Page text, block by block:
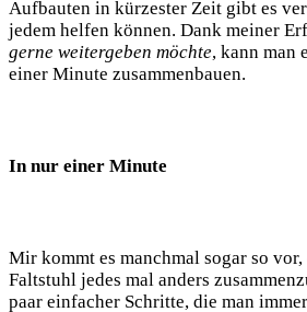
Aufbauten in kürzester⁢ Zeit gibt es
jedem helfen können. Dank meiner
⁢gerne weitergeben möchte,⁢ kann man
einer ‍Minute ​zusammenbauen. ⁣
In nur einer Minute
Mir⁢ kommt es manchmal sogar so
Faltstuhl jedes mal anders
paar‌ einfacher Schritte, ⁣die man